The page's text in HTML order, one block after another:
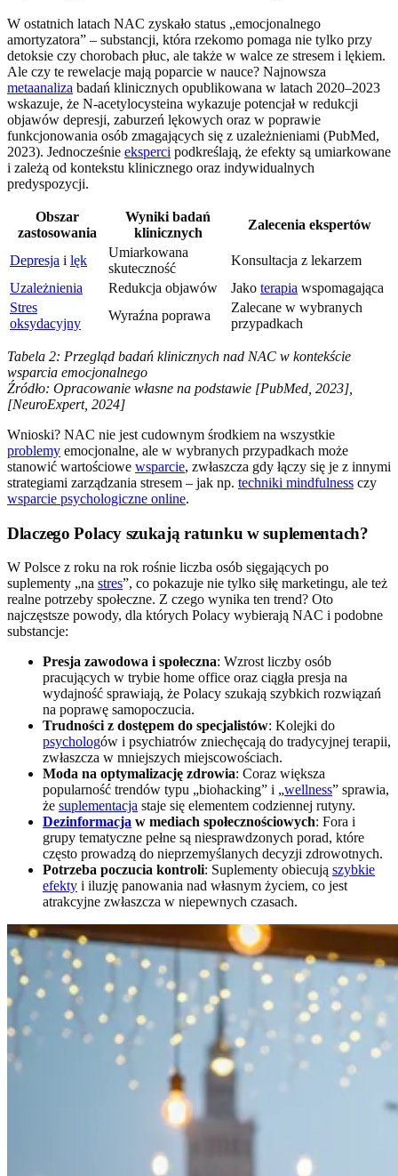
W ostatnich latach NAC zyskało status „emocjonalnego
amortyzatora” – substancji, która rzekomo pomaga nie tylko przy
detoksie czy chorobach płuc, ale także w walce ze stresem i lękiem.
Ale czy te rewelacje mają poparcie w nauce? Najnowsza
metaanaliza badań klinicznych opublikowana w latach 2020–2023
wskazuje, że N-acetylocysteina wykazuje potencjał w redukcji
objawów depresji, zaburzeń lękowych oraz w poprawie
funkcjonowania osób zmagających się z uzależnieniami (PubMed,
2023). Jednocześnie eksperci podkreślają, że efekty są umiarkowane
i zależą od kontekstu klinicznego oraz indywidualnych
predyspozycji.
Obszar
zastosowania
Wyniki badań
klinicznych
Zalecenia ekspertów
Depresja i lęk
Umiarkowana
skuteczność
Konsultacja z lekarzem
Uzależnienia
Redukcja objawów Jako terapia wspomagająca
Stres
oksydacyjny
Wyraźna poprawa
Zalecane w wybranych
przypadkach
Tabela 2: Przegląd badań klinicznych nad NAC w kontekście
wsparcia emocjonalnego
Źródło: Opracowanie własne na podstawie [PubMed, 2023],
[NeuroExpert, 2024]
Wnioski? NAC nie jest cudownym środkiem na wszystkie
problemy emocjonalne, ale w wybranych przypadkach może
stanowić wartościowe wsparcie, zwłaszcza gdy łączy się je z innymi
strategiami zarządzania stresem – jak np. techniki mindfulness czy
wsparcie psychologiczne online.
Dlaczego Polacy szukają ratunku w suplementach?
W Polsce z roku na rok rośnie liczba osób sięgających po
suplementy „na stres”, co pokazuje nie tylko siłę marketingu, ale też
realne potrzeby społeczne. Z czego wynika ten trend? Oto
najczęstsze powody, dla których Polacy wybierają NAC i podobne
substancje:
Presja zawodowa i społeczna: Wzrost liczby osób
pracujących w trybie home office oraz ciągła presja na
wydajność sprawiają, że Polacy szukają szybkich rozwiązań
na poprawę samopoczucia.
Trudności z dostępem do specjalistów: Kolejki do
psychologów i psychiatrów zniechęcają do tradycyjnej terapii,
zwłaszcza w mniejszych miejscowościach.
Moda na optymalizację zdrowia: Coraz większa
popularność trendów typu „biohacking” i „wellness” sprawia,
że suplementacja staje się elementem codziennej rutyny.
Dezinformacja w mediach społecznościowych: Fora i
grupy tematyczne pełne są niesprawdzonych porad, które
często prowadzą do nieprzemyślanych decyzji zdrowotnych.
Potrzeba poczucia kontroli: Suplementy obiecują szybkie
efekty i iluzję panowania nad własnym życiem, co jest
atrakcyjne zwłaszcza w niepewnych czasach.